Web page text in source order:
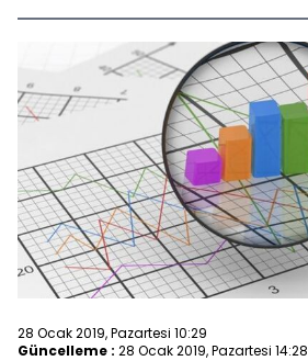
28 Ocak 2019, Pazartesi 10:29
Güncelleme : 28 Ocak 2019, Pazartesi 14:28